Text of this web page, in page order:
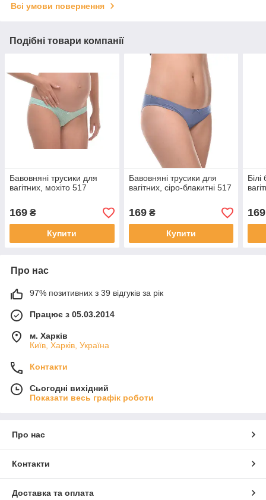
Всі умови повернення
Подібні товари компанії
Бавовняні трусики для
вагітних, мохіто 517
169 ₴
Купити
Бавовняні трусики для
вагітних, сіро-блакитні 517
169₴
Купити
169
Про нас
97% позитивних з 39 відгуків за рік
Працює з 05.03.2014
м. Харків
Київ, Харків, Україна
Контакти
Сьогодні вихідний
Показати весь графік роботи
Про нас
Контакти
Доставка та оплата